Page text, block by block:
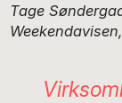
Tage